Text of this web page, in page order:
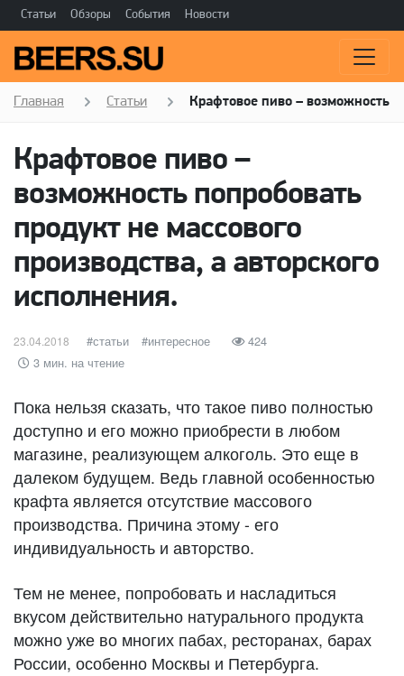
Статьи Обзоры События Новости
Главная Статьи Крафтовое пиво – возможность
Крафтовое пиво –
возможность попробовать
продукт не массового
производства, а авторского
исполнения.
Опубликовано
23.04.2018 категории
статьи Метки
интересное
424
3 мин. на чтение
Пока нельзя сказать, что такое пиво полностью
доступно и его можно приобрести в любом
магазине, реализующем алкоголь. Это еще в
далеком будущем. Ведь главной особенностью
крафта является отсутствие массового
производства. Причина этому - его
индивидуальность и авторство.
Тем не менее, попробовать и насладиться
вкусом действительно натурального продукта
можно уже во многих пабах, ресторанах, барах
России, особенно Москвы и Петербурга.